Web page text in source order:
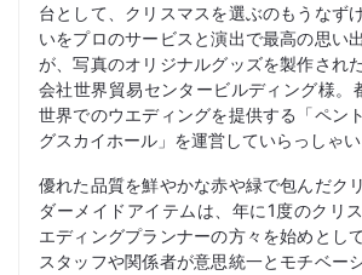
台として、クリスマスを選ぶのもうなず
いをプロのサービスと演出で最高の思い
が、写真のオリジナルグッズを製作され
会社世界貿易センタービルディング様。
世界でのウエディングを提供する「ペン
グスカイホール」を運営していらっしゃい
優れた品質を鮮やかな赤や緑で包んだク
ダーメイドアイテムは、年に1度のクリ
エディングプランナーの方々を始めとし
スタッフや関係者が意思統一とモチベー